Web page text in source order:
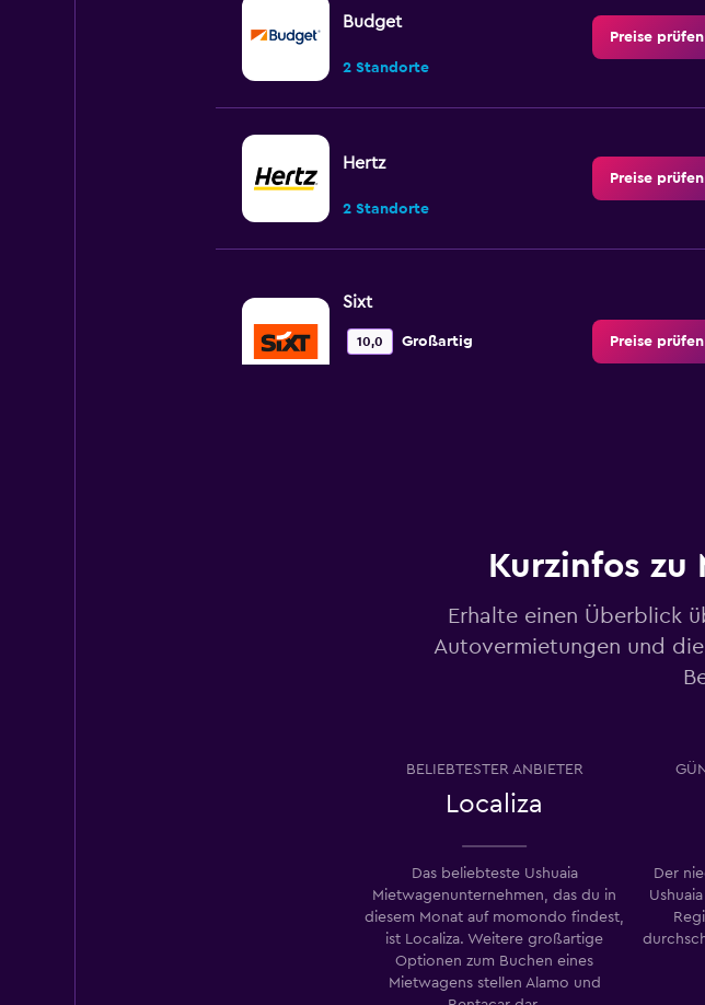
Budget
2 Standorte
Preise prüfen
Hertz
2 Standorte
Preise prüfen
Sixt
10,0 Großartig Preise prüfen
2 Standorte
2 Standorte
Preise prüfen
Enterprise Rent-A-Car
Kurzinfos zu
Erhalte einen Überblick
Autovermietungen und
BELIEBTESTER ANBIETER
Localiza
Das beliebteste Ushuaia
Mietwagenunternehmen, das du in
diesem Monat auf momondo findest,
ist Localiza. Weitere großartige
Optionen zum Buchen eines
Mietwagens stellen Alamo und
Der